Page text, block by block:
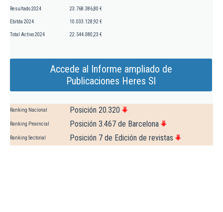
Resultado 2024 23.768.386,80 €
Ebitda 2024 10.033.128,92 €
Total Activo 2024 22.544.080,23 €
Accede al Informe ampliado de
Publicaciones Heres Sl
Ranking Nacional Posición 20.320
Ranking Provincial Posición 3.467 de Barcelona
Ranking Sectorial Posición 7 de Edición de revistas